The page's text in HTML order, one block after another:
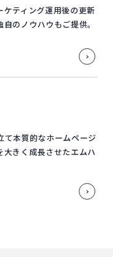
ティング運用後の更新
のノウハウもご提供。
て本質的なホームページ
きく成長させたエムハ